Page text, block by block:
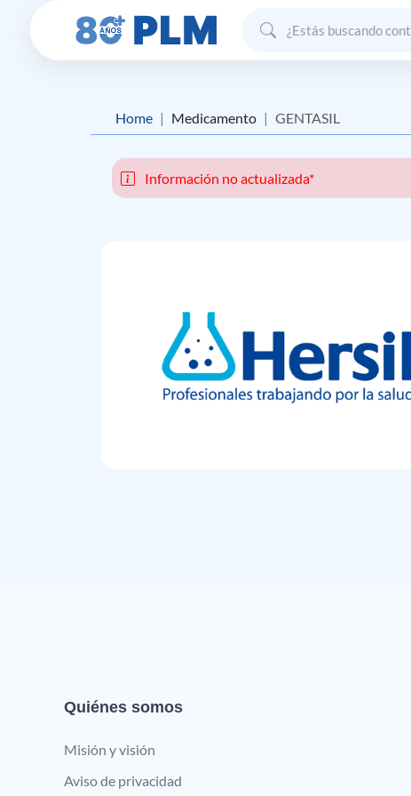
Home Medicamento GENTASIL
Información no actualizada*
Quiénes somos
Misión y visión
Aviso de privacidad